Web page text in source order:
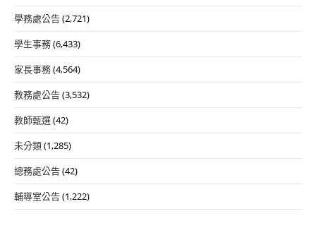
學務處公告(2,721)
學生事務(6,433)
家長事務(4,564)
教務處公告(3,532)
教師甄選(42)
未分類(1,285)
總務處公告(42)
輔導室公告(1,222)